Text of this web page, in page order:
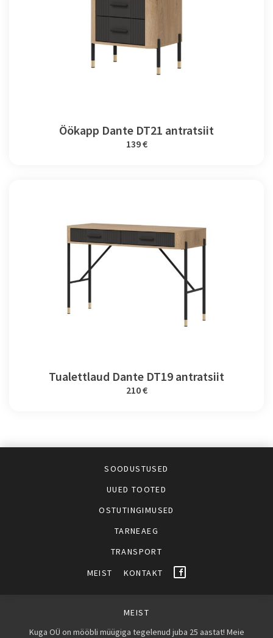
Öökapp Dante DT21 antratsiit
139 €
Tualettlaud Dante DT19 antratsiit
210 €
SOODUSTUSED
UUED TOOTED
OSTUTINGIMUSED
TARNEAEG
TRANSPORT
MEIST
KONTAKT
MEIST
Kuga OÜ on mööbli müügiga tegelenud juba 25 aastat! Meie